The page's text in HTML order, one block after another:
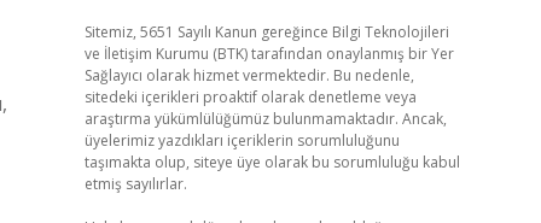
Sitemiz, 5651 Sayılı Kanun gereğince Bilgi Teknolojileri
ve İletişim Kurumu (BTK) tarafından onaylanmış bir Yer
Sağlayıcı olarak hizmet vermektedir. Bu nedenle,
sitedeki içerikleri proaktif olarak denetleme veya
araştırma yükümlülüğümüz bulunmamaktadır. Ancak,
üyelerimiz yazdıkları içeriklerin sorumluluğunu
taşımakta olup, siteye üye olarak bu sorumluluğu kabul
etmiş sayılırlar.